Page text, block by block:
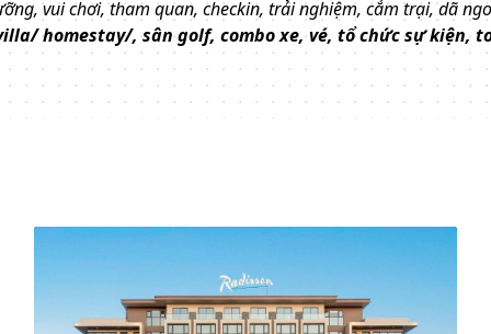
vui chơi, tham quan, checkin, trải nghiệm, cắm trại, dã
homestay/, sân golf, combo xe, vé, tổ chức sự